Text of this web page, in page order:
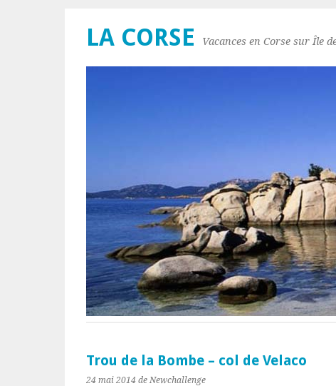
LA CORSE Vacances en Corse sur Île
Trou de la Bombe – col de Velaco
24 mai 2014 de Newchallenge